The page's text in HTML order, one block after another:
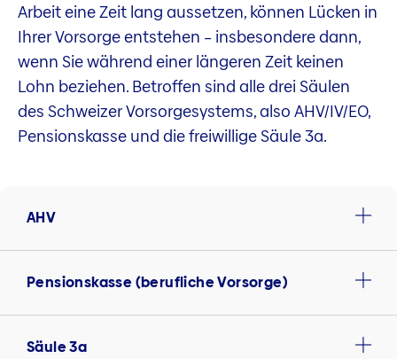
Arbeit eine Zeit lang aussetzen, können Lücken in
Ihrer Vorsorge entstehen – insbesondere dann,
wenn Sie während einer längeren Zeit keinen
Lohn beziehen. Betroffen sind alle drei Säulen
des Schweizer Vorsorgesystems, also AHV/IV/EO,
Pensionskasse und die freiwillige Säule 3a.
AHV
Pensionskasse (berufliche Vorsorge)
Säule 3a